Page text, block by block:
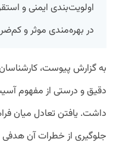
اولویت‌بندی ایمنی و
در بهره‌مندی موثر و
به گزارش پیوست،
دقیق و درستی از مفهوم
داشت. یافتن تعادل میان
جلوگیری از خطرات آن